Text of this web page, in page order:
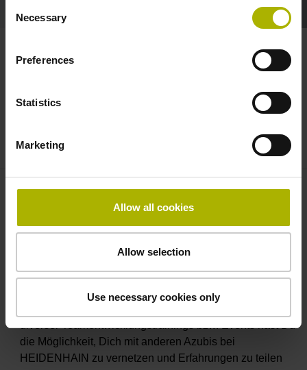
Selection
Necessary
Preferences
Statistics
Marketing
Allow all cookies
Allow selection
Use necessary cookies only
Facts über Deine Ausbildung bei
erfahrene Ansprechpartner zur Seite
Einblicke in die Praxis– erhalte während Deiner
Ausbildung spannende Einblicke in verschiedenste
diverser Teamentwicklungstrainings bzw. Events hast Du
die Möglichkeit, Dich mit anderen Azubis bei
HEIDENHAIN zu vernetzen und Erfahrungen zu teilen